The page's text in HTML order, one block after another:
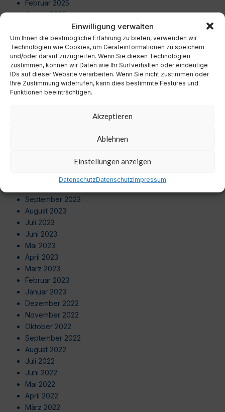
Einwilligung verwalten
Um Ihnen die bestmögliche Erfahrung zu bieten, verwenden wir
Technologien wie Cookies, um Geräteinformationen zu speichern
und/oder darauf zuzugreifen. Wenn Sie diesen Technologien
zustimmen, können wir Daten wie Ihr Surfverhalten oder eindeutige
IDs auf dieser Website verarbeiten. Wenn Sie nicht zustimmen oder
Ihre Zustimmung widerrufen, kann dies bestimmte Features und
Funktionen beeinträchtigen.
Akzeptieren
Ablehnen
Einstellungen anzeigen
DatenschutzDatenschutzImpressum
Februar 2025
Januar 2025
Dezember 2024
November 2024
Oktober 2024
September 2024
August 2024
Juli 2024
Juni 2024
Dezember 2023
November 2023
September 2023
August 2023
Juli 2023
Juni 2023
Mai 2023
April 2023
März 2023
Februar 2023
Januar 2023
Dezember 2022
November 2022
Oktober 2022
September 2022
August 2022
Juli 2022
Juni 2022
Mai 2022
April 2022
März 2022